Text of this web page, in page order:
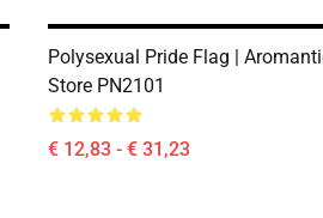
Polysexual Pride Flag |
Store PN2101
€ 12,83 - € 31,23